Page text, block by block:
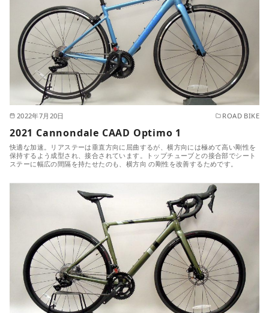
2022年7月20日 ROAD BIKE
2021 Cannondale CAAD Optimo 1
快適な加速。リアステーは垂直方向に屈曲するが、横方向には極めて高い剛性を
保持するよう成型され、接合されています。トップチューブとの接合部でシート
ステーに幅広の間隔を持たせたのも、横方向 の剛性を改善するためです。